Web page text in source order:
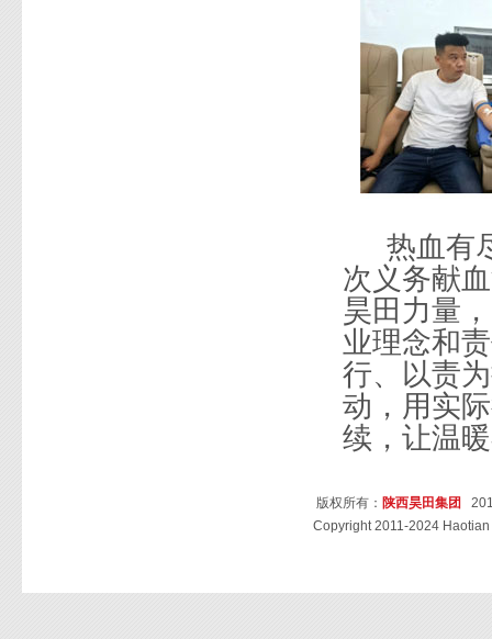
热血有
次义务献
昊田力量
业理念和
行、以责
动，用实
续，让温
版权所有： 陕西昊田集团
Copyright 2011-2024